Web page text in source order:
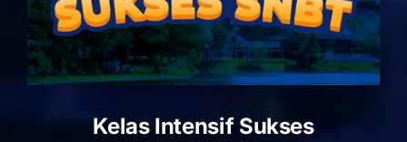
Kelas Intensif Sukses